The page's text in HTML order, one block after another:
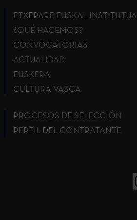
ETXEPARE EUSKAL INSTITUTUA
¿QUÉ HACEMOS?
CONVOCATORIAS
ACTUALIDAD
EUSKERA
CULTURA VASCA
PROCESOS DE SELECCIÓN
PERFIL DEL CONTRATANTE